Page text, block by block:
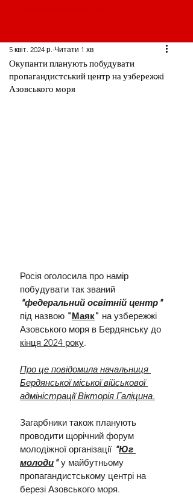
Окупанти планують побудувати
пропагандистський центр на узбережжі
Азовського моря
5 квіт. 2024 р. Читати 1 хв
Росія оголосила про намір
побудувати так званий
"федеральний освітній центр"
під назвою "Маяк" на узбережжі
Азовського моря в Бердянську до
кінця 2024 року.
Про це повідомила начальниця
Бердянської міської військової
адміністрації Вікторія Галіцина.
Загарбники також планують
проводити щорічний форум
молодіжної організації "Юг
молоди " у майбутньому
пропагандистському центрі на
березі Азовського моря.